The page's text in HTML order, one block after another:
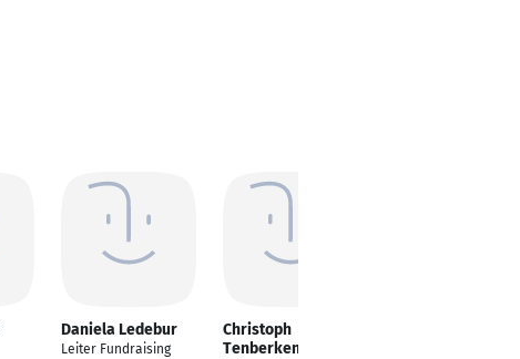
Daniela Ledebur
Leiter Fundraising
Christoph
Tenberken